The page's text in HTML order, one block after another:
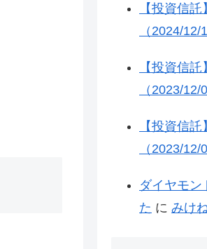
【投資信
（2024/12/
【投資信
（2023/12/
【投資信
（2023/12/
ダイヤモン
た に みけ